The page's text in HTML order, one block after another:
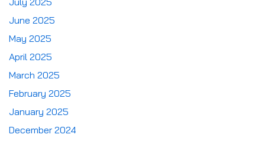
June 2025
May 2025
April 2025
March 2025
February 2025
January 2025
December 2024